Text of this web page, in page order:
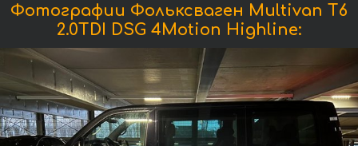
Фотографии Фольксваген Multivan T6
2.0TDI DSG 4Motion Highline: